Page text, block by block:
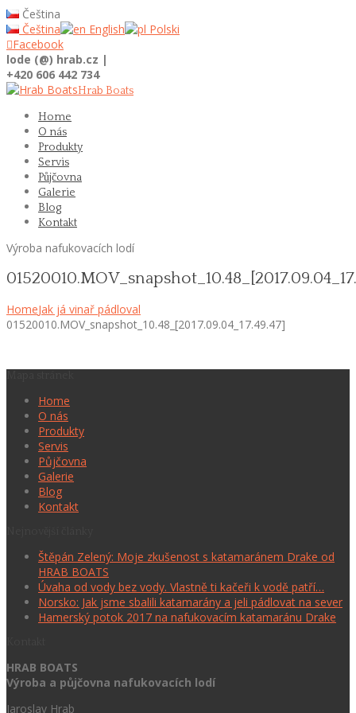
Čeština
Čeština
English
Polski
Facebook
lode (@) hrab.cz |
+420 606 442 734
Hrab Boats
Home
O nás
Produkty
Servis
Půjčovna
Galerie
Blog
Kontakt
Výroba nafukovacích lodí
HomeJak já vinař pádloval
01520010.MOV_snapshot_10.48_[2017.09.04_17.49.47]
Home
O nás
Produkty
Servis
Půjčovna
Galerie
Blog
Kontakt
Štěpán Zelený: Moje zkušenost s katamaránem Drake od
HRAB BOATS
Úvaha od vody bez vody. Vlastně ti kačeři k vodě patří…
Norsko: Jak jsme sbalili katamarány a jeli pádlovat na sever
Hamerský potok 2017 na nafukovacím katamaránu Drake
HRAB BOATS
Výroba a půjčovna nafukovacích lodí
Jaroslav Hrab